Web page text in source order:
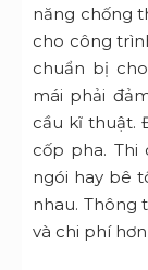
năng chống
cho công
chuẩn bị
mái phải
cầu kĩ thuật.
cốp pha. Thi
ngói hay bê
nhau. Thông
và chi phí